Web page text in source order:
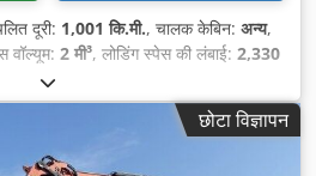
दूरी: 1,001 कि.मी., चालक केबिन: अन्य,
वॉल्यूम: 2 मी³, लोडिंग स्पेस की लंबाई: 2,330
मिमी
छोटा विज्ञापन